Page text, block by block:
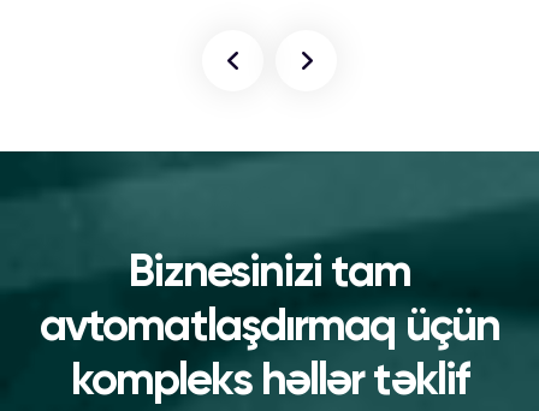
Biznesinizi tam
avtomatlaşdırmaq üçün
kompleks həllər təklif